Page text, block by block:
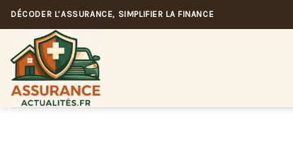
Skip
to
content
DÉCODER L’ASSURANCE, SIMPLIFIER LA FINANCE